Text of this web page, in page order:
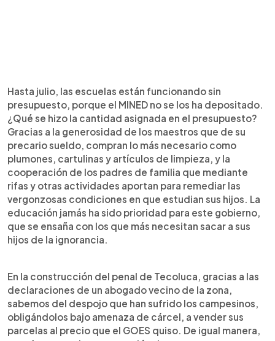
Hasta julio, las escuelas están funcionando sin
presupuesto, porque el MINED no se los ha depositado.
¿Qué se hizo la cantidad asignada en el presupuesto?
Gracias a la generosidad de los maestros que de su
precario sueldo, compran lo más necesario como
plumones, cartulinas y artículos de limpieza, y la
cooperación de los padres de familia que mediante
rifas y otras actividades aportan para remediar las
vergonzosas condiciones en que estudian sus hijos. La
educación jamás ha sido prioridad para este gobierno,
que se ensaña con los que más necesitan sacar a sus
hijos de la ignorancia.
En la construcción del penal de Tecoluca, gracias a las
declaraciones de un abogado vecino de la zona,
sabemos del despojo que han sufrido los campesinos,
obligándolos bajo amenaza de cárcel, a vender sus
parcelas al precio que el GOES quiso. De igual manera,